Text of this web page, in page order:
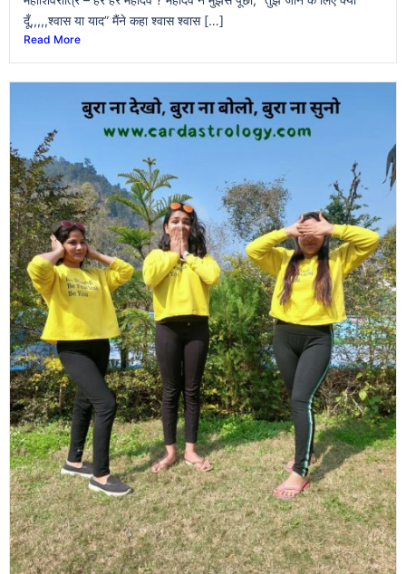
दूँ,,,,,श्वास या याद” मैंने कहा श्वास श्वास […]
Read More